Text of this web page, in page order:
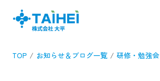
TOP お知らせ＆ブログ一覧 研修・勉強会